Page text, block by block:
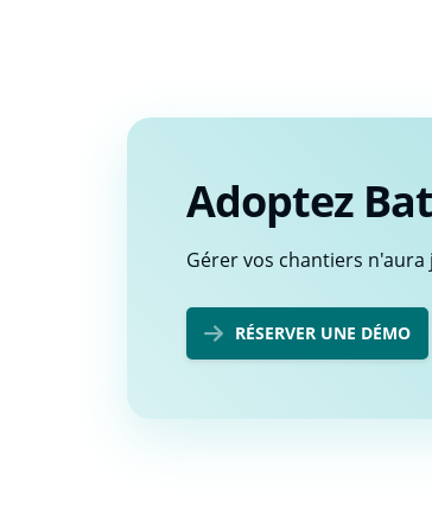
Adoptez
Gérer vos chantiers n'aura
RÉSERVER UNE DÉMO